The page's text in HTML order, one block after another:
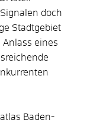
doch
Stadtgebiet
Anlass eines
Baden-